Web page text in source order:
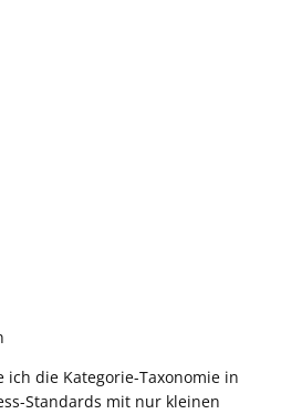
die Kategorie-Taxonomie in
Standards mit nur kleinen